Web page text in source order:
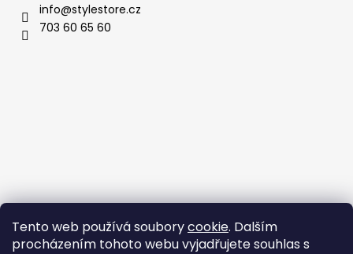
Tento web používá souborycookie. Dalším
procházením tohoto webu vyjadřujete souhlas s
info@stylestore.cz
703 60 65 60